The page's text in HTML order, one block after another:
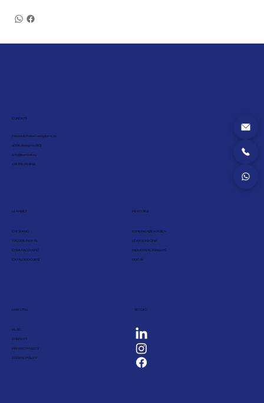
CONTATTI
Piazza di Porta Castiglione, 14
40136, Bologna (BO)
info@leanbet.eu
+39 376 210 8166
LEANBET
CHI SIAMO
VALORE PER TE
COSA FACCIAMO
CATALOGO CORSI
PERCORSI
ESPERIENZE KAIZEN
LEAN SIX SIGMA
INDUSTRIAL MAKERS
PDC-AI
LINK UTILI
BLOG
CONTATTI
PRIVACY POLICY
COOKIE POLICY
SEGUICI